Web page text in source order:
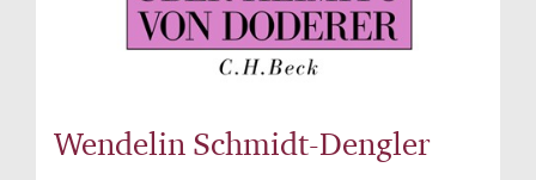
Wendelin Schmidt-Dengler